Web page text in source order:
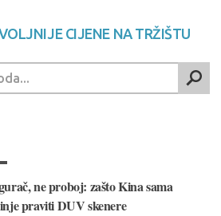
CIJENE NA TRŽIŠTU
ne proboj: zašto Kina sama
praviti DUV skenere